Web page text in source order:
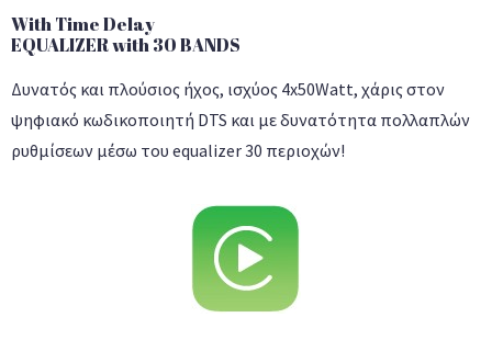
With Time Delay
EQUALIZER with 30 BANDS
Δυνατός και πλούσιος ήχος, ισχύος 4x50Watt, χάρις στον
ψηφιακό κωδικοποιητή DTS και με δυνατότητα πολλαπλών
ρυθμίσεων μέσω του equalizer 30 περιοχών!